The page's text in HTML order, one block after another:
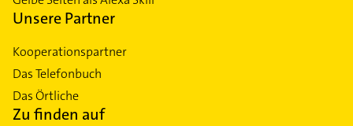
Unsere Partner
Kooperationspartner
Das Telefonbuch
Das Örtliche
Zu finden auf